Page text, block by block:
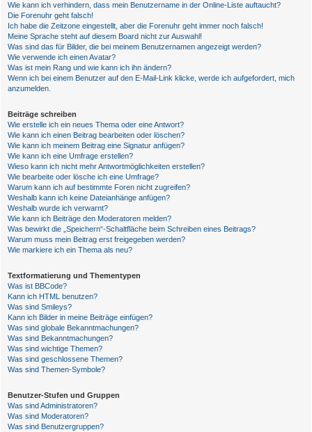
Wie kann ich verhindern, dass mein Benutzername in der Online-Liste auftaucht?
Die Forenuhr geht falsch!
Ich habe die Zeitzone eingestellt, aber die Forenuhr geht immer noch falsch!
Meine Sprache steht auf diesem Board nicht zur Auswahl!
Was sind das für Bilder, die bei meinem Benutzernamen angezeigt werden?
Wie verwende ich einen Avatar?
Was ist mein Rang und wie kann ich ihn ändern?
Wenn ich bei einem Benutzer auf den E-Mail-Link klicke, werde ich aufgefordert, mich
anzumelden.
Beiträge schreiben
Wie erstelle ich ein neues Thema oder eine Antwort?
Wie kann ich einen Beitrag bearbeiten oder löschen?
Wie kann ich meinem Beitrag eine Signatur anfügen?
Wie kann ich eine Umfrage erstellen?
Wieso kann ich nicht mehr Antwortmöglichkeiten erstellen?
Wie bearbeite oder lösche ich eine Umfrage?
Warum kann ich auf bestimmte Foren nicht zugreifen?
Weshalb kann ich keine Dateianhänge anfügen?
Weshalb wurde ich verwarnt?
Wie kann ich Beiträge den Moderatoren melden?
Was bewirkt die „Speichern“-Schaltfläche beim Schreiben eines Beitrags?
Warum muss mein Beitrag erst freigegeben werden?
Wie markiere ich ein Thema als neu?
Textformatierung und Thementypen
Was ist BBCode?
Kann ich HTML benutzen?
Was sind Smileys?
Kann ich Bilder in meine Beiträge einfügen?
Was sind globale Bekanntmachungen?
Was sind Bekanntmachungen?
Was sind wichtige Themen?
Was sind geschlossene Themen?
Was sind Themen-Symbole?
Benutzer-Stufen und Gruppen
Was sind Administratoren?
Was sind Moderatoren?
Was sind Benutzergruppen?